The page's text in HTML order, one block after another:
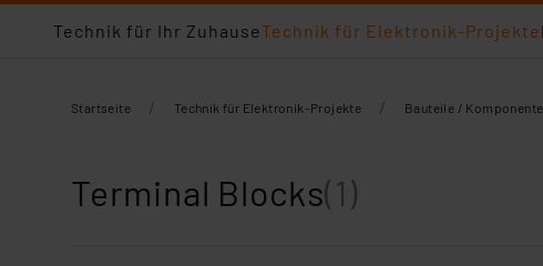
Technik für Ihr ZuhauseTechnik für Elektronik-Projekte
Startseite / Technik für Elektronik-Projekte / Bauteile /
Terminal Blocks(1)